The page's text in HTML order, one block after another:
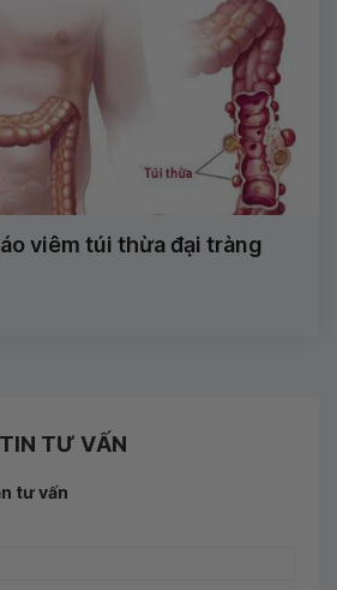
viêm túi thừa đại tràng
TƯ VẤN
tư vấn